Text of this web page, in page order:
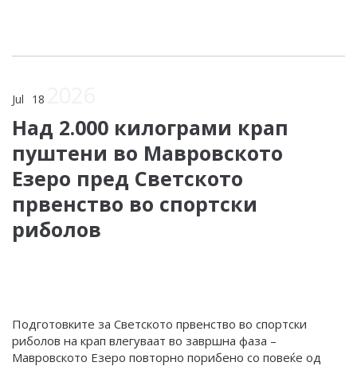
Jul 18
Над 2.000 килограми крап
пуштени во Мавровското
Езеро пред Светското
првенство во спортски
риболов
Подготовките за Светското првенство во спортски
риболов на крап влегуваат во завршна фаза –
Мавровското Езеро повторно порибено со повеќе од